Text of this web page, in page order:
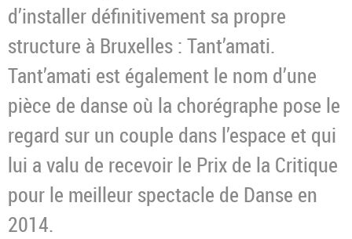
d’installer définitivement sa propre
structure à Bruxelles : Tant’amati.
Tant’amati est également le nom d’une
pièce de danse où la chorégraphe pose le
regard sur un couple dans l’espace et qui
lui a valu de recevoir le Prix de la Critique
pour le meilleur spectacle de Danse en
2014.